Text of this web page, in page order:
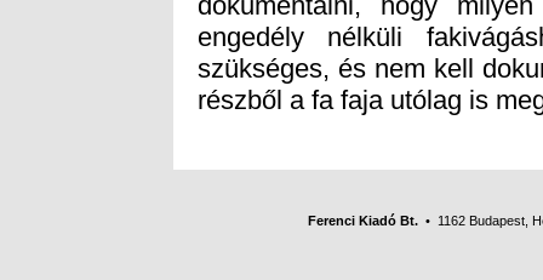
részből a fa faja utólag is
Ferenci Kiadó Bt. • 1162 Budapest,